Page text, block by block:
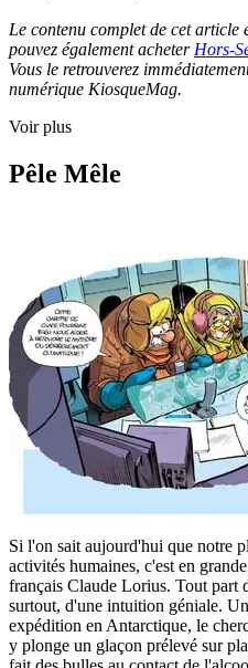
Le contenu complet de cet article
pouvez également acheter Hors-
Vous le retrouverez
numérique KiosqueMag.
Voir plus
Pêle Mêle
Si l'on sait aujourd'hui que notre
activités humaines, c'est en
français Claude Lorius. Tout part
surtout, d'une intuition géniale.
expédition en Antarctique, le
y plonge un glaçon prélevé sur